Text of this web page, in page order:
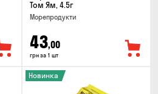
Том Ям, 4.5г
Морепродукти
43,00
грн за 1 шт
Новинка